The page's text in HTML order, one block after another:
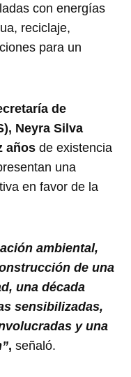
con energías
reciclaje,
para un
de
Neyra Silva
años de existencia
una
en favor de la
ambiental,
de una
una década
sensibilizadas,
y una
, señaló.